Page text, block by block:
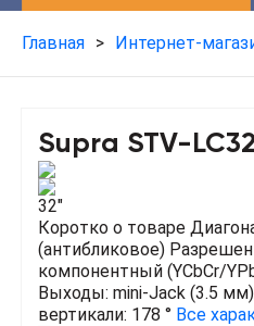
Технологии
Главная > Интернет-
Supra STV-
32"
Коротко о товаре
(антибликовое)
компонентный (YCbCr/
Выходы: mini-Jack (3.5
вертикали: 178 ° Все